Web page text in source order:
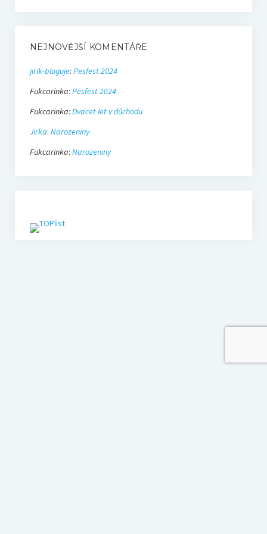
NEJNOVĚJŠÍ KOMENTÁŘE
jirik-bloguje: Pesfest 2024
Fukcarinka: Pesfest 2024
Fukcarinka: Dvacet let v důchodu
Jirka: Narozeniny
Fukcarinka: Narozeniny